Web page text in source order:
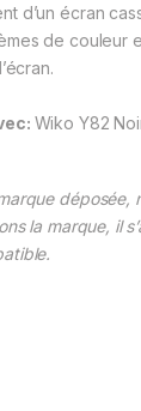
d’un écran
de couleur
Wiko Y82
déposée,
la marque, il